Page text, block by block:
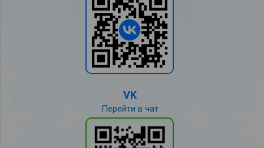
VK
Перейти в чат